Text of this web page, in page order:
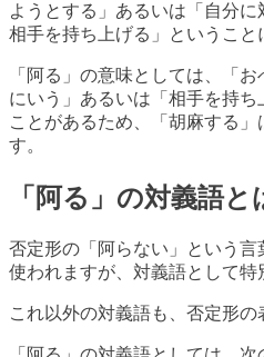
ようとする」あるいは「自分
相手を持ち上げる」ということ
「阿る」の意味としては、「
にいう」あるいは「相手を持ち
ことがあるため、「胡麻する
す。
「阿る」の対義語と
否定形の「阿らない」という
使われますが、対義語として特
これ以外の対義語も、否定形の